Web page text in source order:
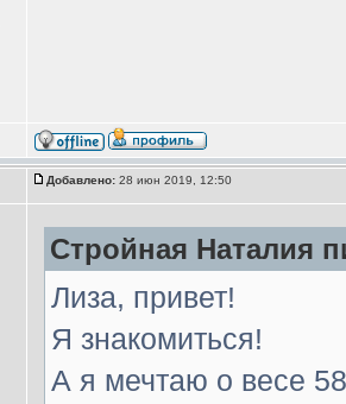
Добавлено:28 июн 2019, 12:50
Стройная Наталия
Лиза, привет!
Я знакомиться!
А я мечтаю о весе